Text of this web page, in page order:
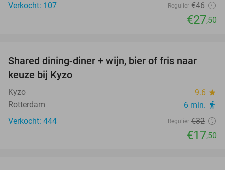
Verkocht: 107 Regulier €46
€27,50
45%
Shared dining-diner + wijn, bier of fris naar
keuze bij Kyzo
Kyzo 9.6 star
Rotterdam 6 min. directions_walk
Verkocht: 444 Regulier €32
€17,50